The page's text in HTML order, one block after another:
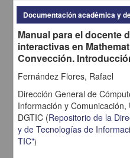
Manual para el docente del uso de
Mathematica: Unidad 3.
termodinámicos y máquinas
Fernández Flores, Rafael -
Tecnologías de Información y
Documentación académica y
Manual para el docente
interactivas en
Convección.
Fernández Flores, Rafael
Dirección General de
Información y Comunicación,
DGTIC (Repositorio de la
y de Tecnologías de
TIC")